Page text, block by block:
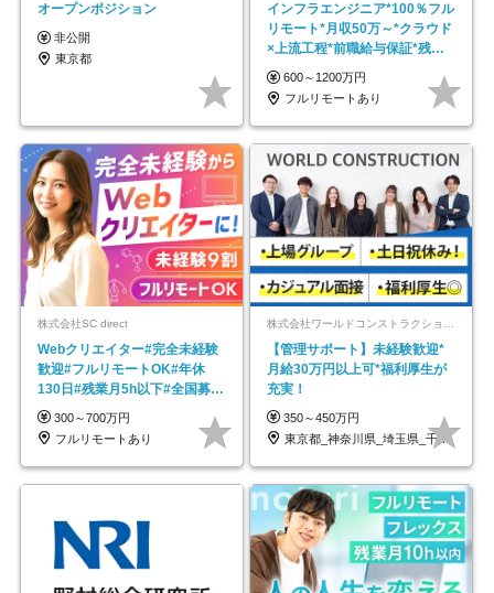
オープンポジション
非公開
東京都
インフラエンジニア*100％フル
リモート*月収50万～*クラウド
×上流工程*前職給与保証*残業
月9.8h
600～1200万円
フルリモートあり
株式会社SC direct
Webクリエイター#完全未経験
歓迎#フルリモートOK#年休
130日#残業月5h以下#全国募集
#最大1年の研修
300～700万円
フルリモートあり
【管理サポート】未経験歓迎*
月給30万円以上可*福利厚生が
充実！
350～450万円
東京都_神奈川県_埼玉県_千葉県_大阪府…